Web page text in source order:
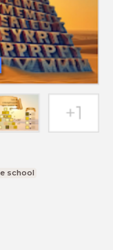
school